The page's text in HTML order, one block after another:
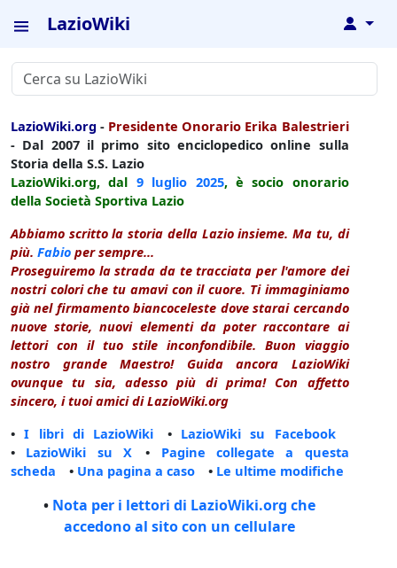
LazioWiki ↓
LazioWiki.org - Presidente Onorario Erika Balestrieri
- Dal 2007 il primo sito enciclopedico online sulla
Storia della S.S. Lazio
LazioWiki.org, dal 9 luglio 2025, è socio onorario
della Società Sportiva Lazio
Abbiamo scritto la storia della Lazio insieme. Ma tu, di
più. Fabio per sempre...
Proseguiremo la strada da te tracciata per l'amore dei
nostri colori che tu amavi con il cuore. Ti immaginiamo
già nel firmamento biancoceleste dove starai cercando
nuove storie, nuovi elementi da poter raccontare ai
lettori con il tuo stile inconfondibile. Buon viaggio
nostro grande Maestro! Guida ancora LazioWiki
ovunque tu sia, adesso più di prima! Con affetto
sincero, i tuoi amici di LazioWiki.org
•I libri di LazioWiki • LazioWiki su Facebook
• LazioWiki su X • Pagine collegate a questa
scheda • Una pagina a caso • Le ultime modifiche
• Nota per i lettori di LazioWiki.org che
accedono al sito con un cellulare